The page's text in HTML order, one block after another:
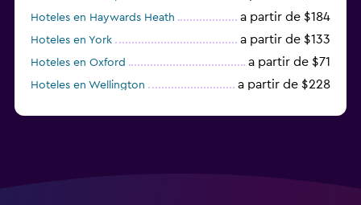
Hoteles en Haywards Heath a partir de $184
Hoteles en York a partir de $133
Hoteles en Oxford a partir de $71
Hoteles en Wellington a partir de $228